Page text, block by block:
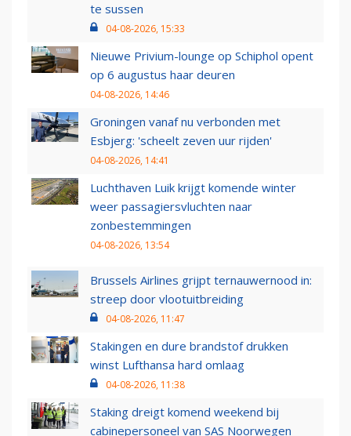
te sussen
04-08-2026, 15:33
Nieuwe Privium-lounge op Schiphol opent
op 6 augustus haar deuren
04-08-2026, 14:46
Groningen vanaf nu verbonden met
Esbjerg: 'scheelt zeven uur rijden'
04-08-2026, 14:41
Luchthaven Luik krijgt komende winter
weer passagiersvluchten naar
zonbestemmingen
04-08-2026, 13:54
Brussels Airlines grijpt ternauwernood in:
streep door vlootuitbreiding
04-08-2026, 11:47
Stakingen en dure brandstof drukken
winst Lufthansa hard omlaag
04-08-2026, 11:38
Staking dreigt komend weekend bij
cabinepersoneel van SAS Noorwegen